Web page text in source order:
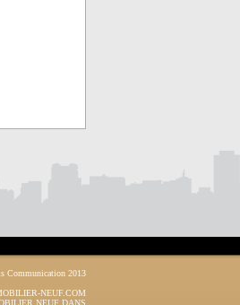
Communication 2013
NEUF.COM
NEUF DANS